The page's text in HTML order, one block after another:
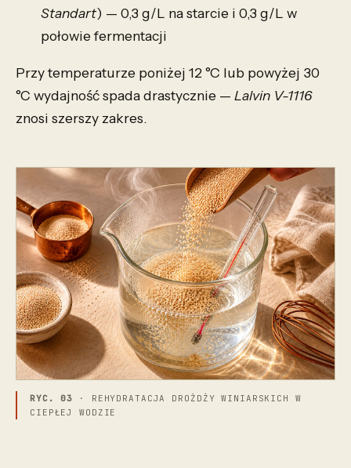
Standart) — 0,3 g/L na starcie i 0,3 g/L w
połowie fermentacji
Przy temperaturze poniżej 12 °C lub powyżej 30
°C wydajność spada drastycznie — Lalvin V-1116
znosi szerszy zakres.
RYC. 03 · REHYDRATACJA DROŻDŻY WINIARSKICH W
CIEPŁEJ WODZIE